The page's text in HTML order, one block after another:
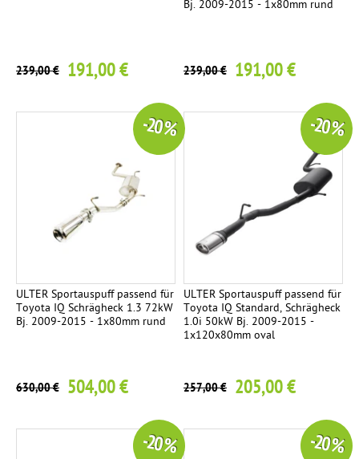
239,00 € 191,00 €
Bj. 2009-2015 - 1x80mm rund
239,00 € 191,00 €
ULTER Sportauspuff passend für
Toyota IQ Schrägheck 1.3 72kW
Bj. 2009-2015 - 1x80mm rund
630,00 € 504,00 €
-20 %
ULTER Sportauspuff passend für
Toyota IQ Standard, Schrägheck
1.0i 50kW Bj. 2009-2015 -
1x120x80mm oval
257,00 € 205,00 €
-20 %
-20 % -20 %